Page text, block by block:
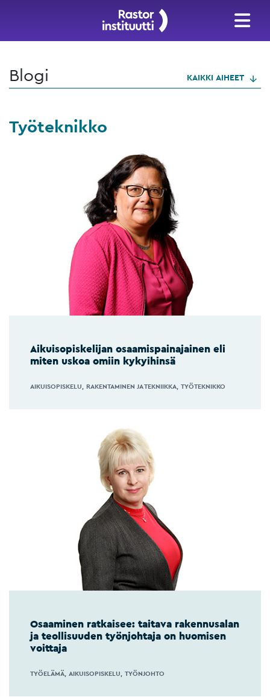
Blogi KAIKKI AIHEET
Työteknikko
Aikuisopiskelijan osaamispainajainen eli
miten uskoa omiin kykyihinsä
AIKUISOPISKELU RAKENTAMINEN JA TEKNIIKKA TYÖTEKNIKKO
Osaaminen ratkaisee: taitava rakennusalan
ja teollisuuden työnjohtaja on huomisen
voittaja
TYÖELÄMÄ AIKUISOPISKELU TYÖNJOHTO